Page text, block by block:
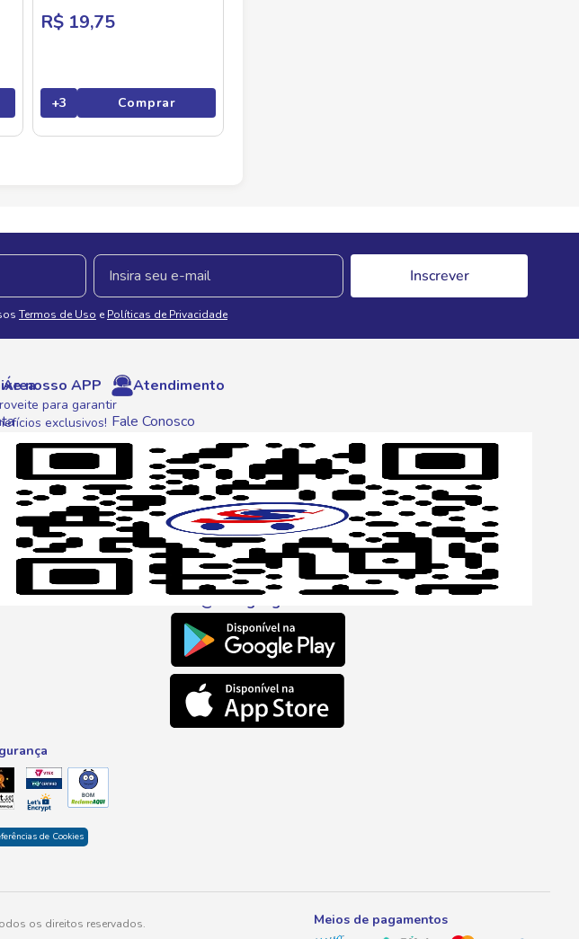
R$ 19,75
+3 Comprar
Inscrever
Termos de Uso e Políticas de Privacidade
Área
Atendimento
Fale Conosco
WhatsApp
Telefone
0800 016 6680
E-mail
atendimento@savegnago.com.br
nosso APP
para garantir
exclusivos!
de Cookies
os direitos reservados.
Meios de pagamentos